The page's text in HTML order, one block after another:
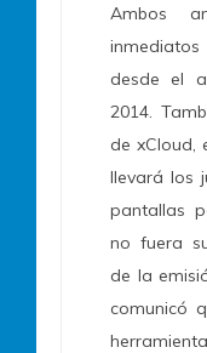
Ambos
desde el
2014.
de xCloud,
llevará los
pantallas
no fuera
de la
comunicó